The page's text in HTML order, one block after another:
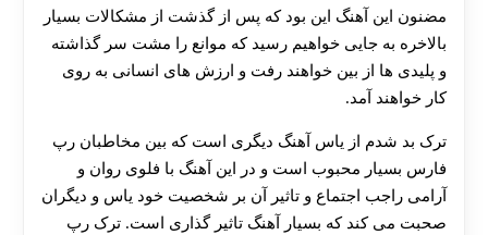
مضنون این آهنگ این بود که پس از گذشت از مشکالات بسیار
بالاخره به جایی خواهیم رسید که موانع را مشت سر گذاشته
و پلیدی ها از بین خواهند رفت و ارزش های انسانی به روی
کار خواهند آمد.
ترک بد شدم از یاس آهنگ دیگری است که بین مخاطبان رپ
فارس بسیار محبوب است و در این آهنگ با فلوی روان و
آرامی راجب اجتماع و تاثیر آن بر شخصیت خود یاس و دیگران
صحبت می کند که بسیار آهنگ تاثیر گذاری است. ترک رپ